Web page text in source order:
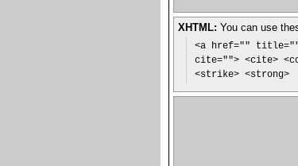
XHTML: You can use
<a href=""
cite=""> <cite>
<strike> <strong>